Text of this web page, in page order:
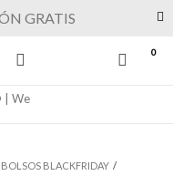
GRATIS Next
0
BLACKFRIDAY /